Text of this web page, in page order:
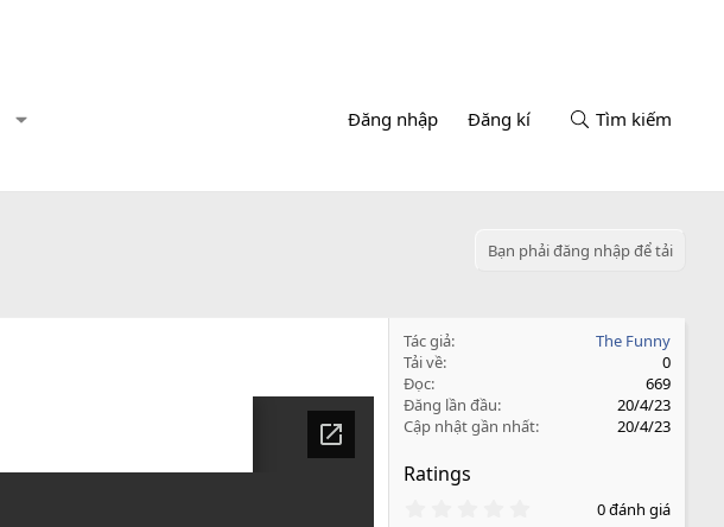
Đăng nhập Đăng kí Tìm kiếm
Bạn phải đăng nhập để tải
Tác giả
The Funny
Tải về
0
Đọc
669
Đăng lần đầu
20/4/23
Cập nhật gần nhất
20/4/23
Ratings
0 đánh giá